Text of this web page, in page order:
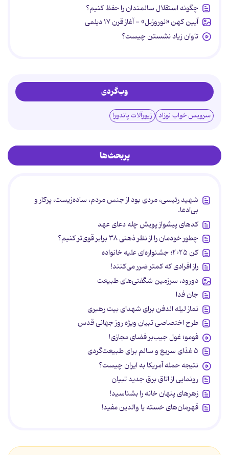
چگونه استقلال سالمندان را حفظ کنیم؟
آیین کهن «نوروزبل» - آغاز قرن ۱۷ دیلمی
تاوان زیاد نشستن چیست؟
وب‌گردی
سرویس خواب نوزاد زیورآلات پاندورا
پربحث‌ها
شهید رئیسی، مردی بود از جنس مردم، ساده‌زیست، پرکار و
بی‌ادعا.
کدهای پیشواز پویش چله دعای عهد
چطور خودمان را از نظر ذهنی ۳۸ برابر قوی‌تر کنیم؟
کن ۲۰۲۵؛ جشنواره‌ای علیه خانواده
راز افرادی که کمتر ضرر می‌کنند!
دورود، سرزمین شگفتی‌های طبیعت
جان فدا
نماز لیله الدفن برای شهدای بیت رهبری
طرح اختصاصی تبیان ویژه روز جهانی قدس
فومو؛ غول جیب‌بر فضای مجازی!
۵ غذای سریع و سالم برای طبیعت‌گردی
نتیجه حمله آمریکا به ایران چیست؟
رونمایی از اتاق برق جدید تبیان
زهرهای پنهان خانه را بشناسید!
قهرمان‌های خسته یا والدین مفید!